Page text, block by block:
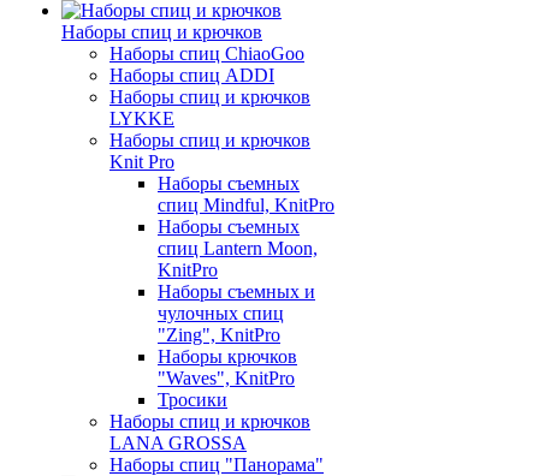
Наборы спиц и крючков
Наборы спиц ChiaoGoo
Наборы спиц ADDI
Наборы спиц и крючков
LYKKE
Наборы спиц и крючков
Knit Pro
Наборы съемных
спиц Mindful, KnitPro
Наборы съемных
спиц Lantern Moon,
KnitPro
Наборы съемных и
чулочных спиц
"Zing", KnitPro
Наборы крючков
"Waves", KnitPro
Тросики
Наборы спиц и крючков
LANA GROSSA
Наборы спиц "Панорама"